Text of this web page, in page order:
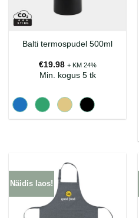
Balti termospudel 500ml
€19.98 + KM 24%
Min. kogus 5 tk
Näidis laos!